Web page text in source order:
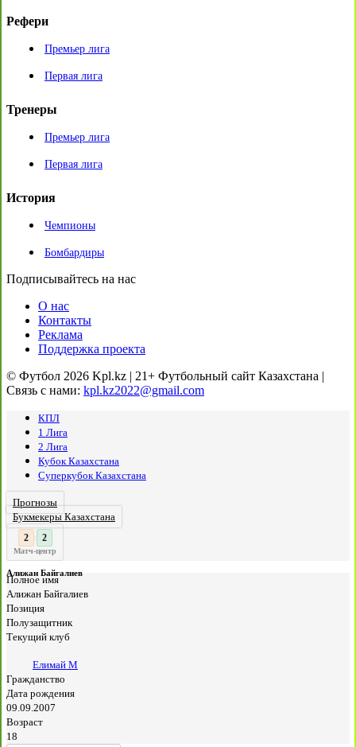
Рефери
Премьер лига
Первая лига
Тренеры
Премьер лига
Первая лига
История
Чемпионы
Бомбардиры
Подписывайтесь на нас
О нас
Контакты
Реклама
Поддержка проекта
© Футбол 2026 Kpl.kz | 21+ Футбольный сайт Казахстана |
Связь с нами: kpl.kz2022@gmail.com
КПЛ
1 Лига
2 Лига
Кубок Казахстана
Суперкубок Казахстана
Прогнозы
Букмекеры Казахстана
: 2
Матч-центр
Алижан Байгалиев
Полное имя
Алижан Байгалиев
Позиция
Полузащитник
Текущий клуб
Елимай М
Гражданство
Дата рождения
09.09.2007
Возраст
18